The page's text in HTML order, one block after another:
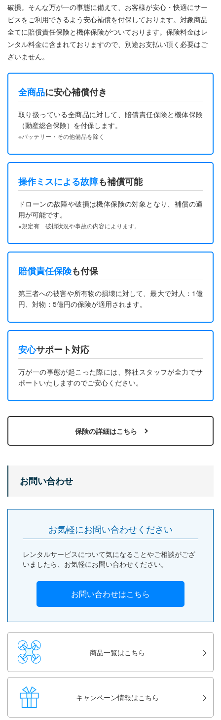
破損。そんな万が一の事態に備えて、お客様が安心・快適にサー
ビスをご利用できるよう安心補償を付保しております。対象商品
全てに賠償責任保険と機体保険がついております。保険料金はレ
ンタル料金に含まれておりますので、別途お支払い頂く必要はご
ざいません。
全商品に安心補償付き
取り扱っている全商品に対して、賠償責任保険と機体保険
（動産総合保険）を付保します。
※バッテリー・その他備品を除く
操作ミスによる故障も補償可能
ドローンの故障や破損は機体保険の対象となり、補償の適
用が可能です。
※規定有 破損状況や事故の内容によります。
賠償責任保険も付保
第三者への被害や所有物の損壊に対して、最大で対人：1億
円、対物：5億円の保険が適用されます。
安心サポート対応
万が一の事態が起こった際には、弊社スタッフが全力でサ
ポートいたしますのでご安心ください。
保険の詳細はこちら
お問い合わせ
お気軽にお問い合わせください
レンタルサービスについて気になることやご相談がござ
いましたら、お気軽にお問い合わせください。
お問い合わせはこちら
商品一覧はこちら
キャンペーン情報はこちら